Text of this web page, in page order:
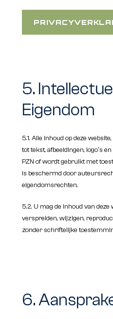
5.
Eigendom
5.1. Alle inhoud op deze
tot tekst, afbeeldingen, logo’s
PZN of wordt gebruikt met
is beschermd door
eigendomsrechten.
5.2. U mag de inhoud van deze
verspreiden, wijzigen,
zonder schriftelijke
6.